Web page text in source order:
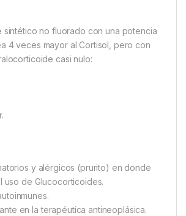
sintético no fluorado con una potencia
4 veces mayor al Cortisol, pero con
casi nulo:
y alérgicos (prurito) en donde
uso de Glucocorticoides.
en la terapéutica antineoplásica.